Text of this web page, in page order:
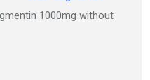
1000mg without